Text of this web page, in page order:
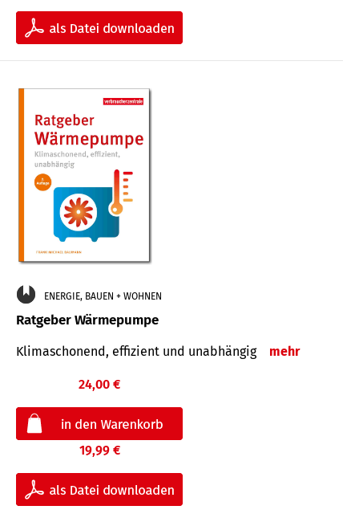
ENERGIE, BAUEN + WOHNEN
Ratgeber Wärmepumpe
Klimaschonend, effizient und unabhängig mehr
24,00 €
19,99 €